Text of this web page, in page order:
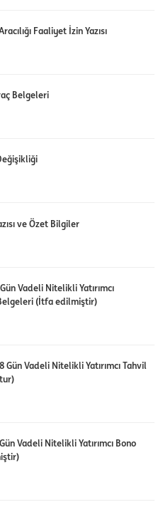
Faaliyet İzin Yazısı
Belgeleri
ve Özet Bilgiler
Vadeli Nitelikli Yatırımcı
(İtfa edilmiştir)
Gün Vadeli Nitelikli Yatırımcı Tahvil
Vadeli Nitelikli Yatırımcı Bono